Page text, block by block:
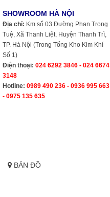
SHOWROOM HÀ NỘI
Địa chỉ: Km số 03 Đường Phan Trọng
Tuệ, Xã Thanh Liệt, Huyện Thanh Trì,
TP. Hà Nội (Trong Tổng Kho Kim Khí
Số 1)
Điện thoại: 024 6292 3846 - 024 6674
3148
Hotline: 0989 490 236 - 0936 995 663
- 0975 135 635
BẢN ĐỒ